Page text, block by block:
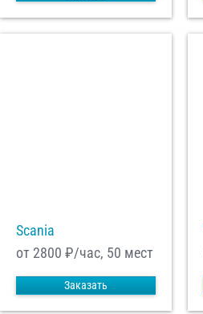
Scania
от 2800 ₽/час, 50 мест
Заказать